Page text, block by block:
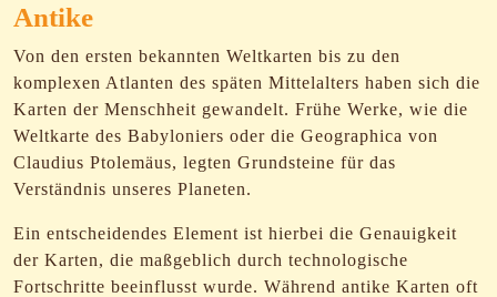
Antike
Von den ersten bekannten Weltkarten bis zu den
komplexen Atlanten des späten Mittelalters haben sich die
Karten der Menschheit gewandelt. Frühe Werke, wie die
Weltkarte des Babyloniers oder die Geographica von
Claudius Ptolemäus, legten Grundsteine für das
Verständnis unseres Planeten.
Ein entscheidendes Element ist hierbei die Genauigkeit
der Karten, die maßgeblich durch technologische
Fortschritte beeinflusst wurde. Während antike Karten oft